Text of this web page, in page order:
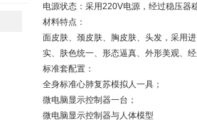
电源状态：采用220V电源，经过稳压器
材料特点：
面皮肤、颈皮肤、胸皮肤、头发，采用
实、肤色统一、形态逼真、外形美观、
标准套配置：
全身标准心肺复苏模拟人一具；
微电脑显示控制器一台；
微电脑显示控制器与人体模型